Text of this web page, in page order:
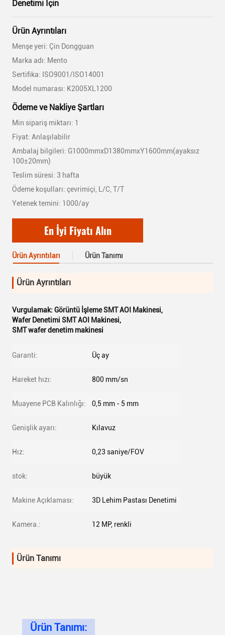
Denetimi İçin
Ürün Ayrıntıları
Menşe yeri: Çin Dongguan
Marka adı: Mento
Sertifika: ISO9001/ISO14001
Model numarası: K2005XL1200
Ödeme ve Nakliye Şartları
Min sipariş miktarı: 1
Fiyat: Anlaşılabilir
Ambalaj bilgileri: G1000mmxD1380mmxY1600mm(ayaksız
100±20mm)
Teslim süresi: 3 hafta
Ödeme koşulları: çevrimiçi, L/C, T/T
Yetenek temini: 1000/ay
En İyi Fiyatı Alın
Ürün Ayrıntıları Ürün Tanımı
Ürün Ayrıntıları
Vurgulamak: Görüntü İşleme SMT AOI Makinesi,
Wafer Denetimi SMT AOI Makinesi,
SMT wafer denetim makinesi
Garanti: Üç ay
Hareket hızı: 800 mm/sn
Muayene PCB Kalınlığı: 0,5 mm - 5 mm
Genişlik ayarı: Kılavuz
Hız: 0,23 saniye/FOV
stok: büyük
Makine Açıklaması: 3D Lehim Pastası Denetimi
Kamera.: 12 MP, renkli
Ürün Tanımı
Ürün Tanımı: